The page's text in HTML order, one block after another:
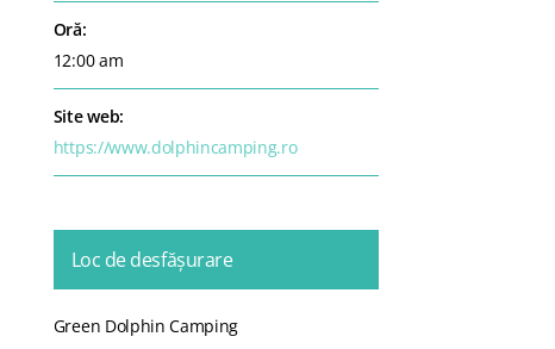
Oră:
12:00 am
Site web:
https://www.dolphincamping.ro
Loc de desfășurare
Green Dolphin Camping